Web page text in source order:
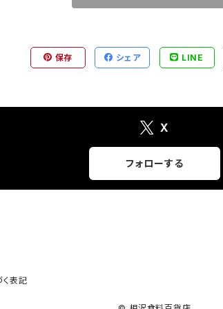
保存 シェア LINE
X
フォローする
表記